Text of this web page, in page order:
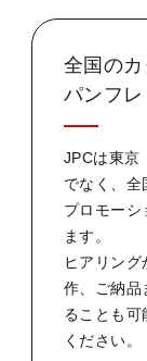
全国のカ
パンフ
JPCは東京
でなく、
プロモー
ます。
ヒアリン
作、ご納品
ることも
ください。